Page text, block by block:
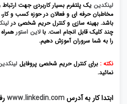
لینکدین یک پلتفرم بسیار کاربردی جهت ارتباط
مخاطبان حرفه ای و فعالان در حوزه کسب و
باشد. بهینه سازی و کنترل حریم شخصی در
چند کلیک قابل انجام است. بالاین استور
را به شما سروران آموزش دهیم.
نکته : برای کنترل حریم شخصی پروفایل
نمائید.
ابتدا کار به آدرسwww.linkedin.com